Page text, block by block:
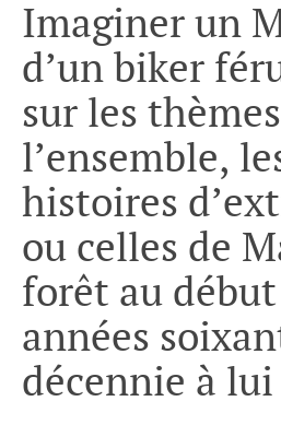
Imaginer un
d’un biker
sur les
l’ensemble,
histoires
ou celles de
forêt au
années
décennie à